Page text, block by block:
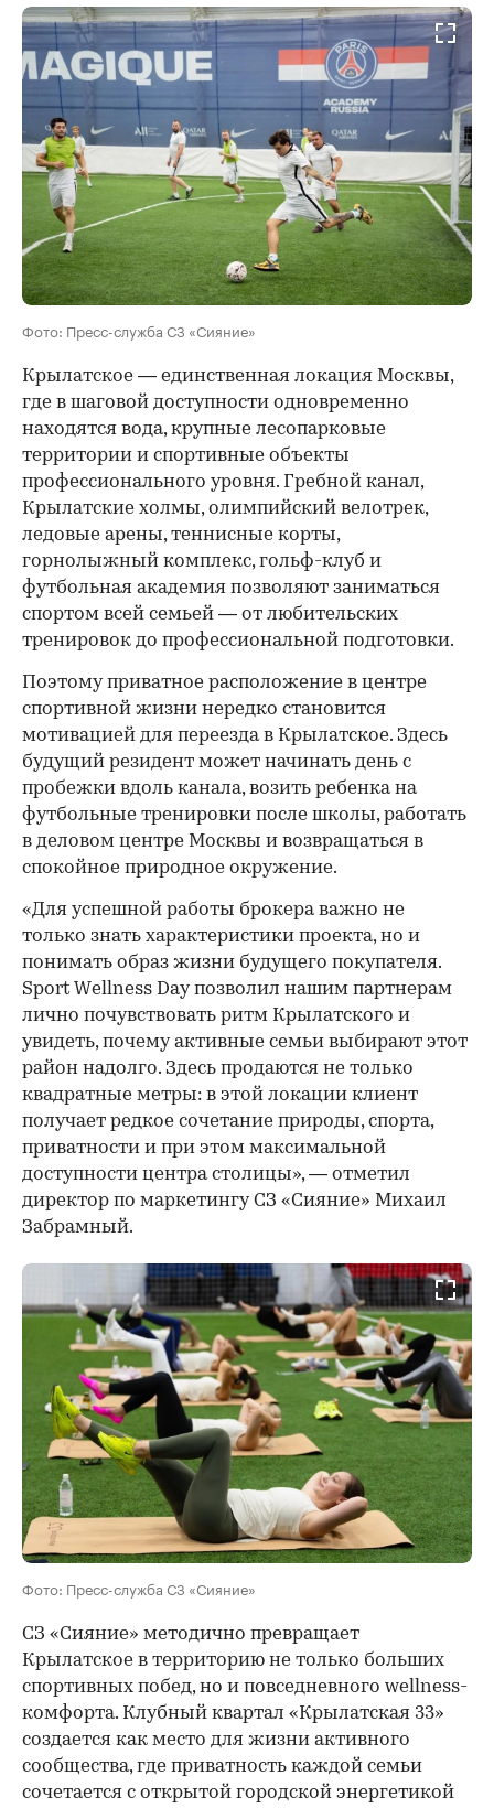
Фото: Пресс-служба СЗ «Сияние»
Крылатское — единственная локация Москвы,
где в шаговой доступности одновременно
находятся вода, крупные лесопарковые
территории и спортивные объекты
профессионального уровня. Гребной канал,
Крылатские холмы, олимпийский велотрек,
ледовые арены, теннисные корты,
горнолыжный комплекс, гольф-клуб и
футбольная академия позволяют заниматься
спортом всей семьей — от любительских
тренировок до профессиональной подготовки.
Поэтому приватное расположение в центре
спортивной жизни нередко становится
мотивацией для переезда в Крылатское. Здесь
будущий резидент может начинать день с
пробежки вдоль канала, возить ребенка на
футбольные тренировки после школы, работать
в деловом центре Москвы и возвращаться в
спокойное природное окружение.
«Для успешной работы брокера важно не
только знать характеристики проекта, но и
понимать образ жизни будущего покупателя.
Sport Wellness Day позволил нашим партнерам
лично почувствовать ритм Крылатского и
увидеть, почему активные семьи выбирают этот
район надолго. Здесь продаются не только
квадратные метры: в этой локации клиент
получает редкое сочетание природы, спорта,
приватности и при этом максимальной
доступности центра столицы», — отметил
директор по маркетингу СЗ «Сияние» Михаил
Забрамный.
Фото: Пресс-служба СЗ «Сияние»
СЗ «Сияние» методично превращает
Крылатское в территорию не только больших
спортивных побед, но и повседневного wellness-
комфорта. Клубный квартал «Крылатская 33»
создается как место для жизни активного
сообщества, где приватность каждой семьи
сочетается с открытой городской энергетикой